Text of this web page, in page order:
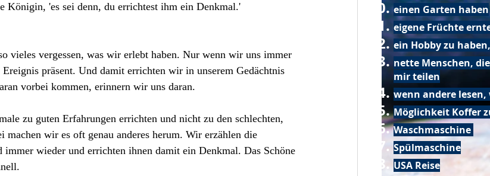
Königin, 'es sei denn, du errichtest ihm ein Denkmal.'
vieles vergessen, was wir erlebt haben. Nur wenn wir uns immer
präsent. Und damit errichten wir in unserem Gedächtnis
vorbei kommen, erinnern wir uns daran.
zu guten Erfahrungen errichten und nicht zu den schlechten,
machen wir es oft genau anderes herum. Wir erzählen die
immer wieder und errichten ihnen damit ein Denkmal. Das Schöne
einen Garten haben
eigene Früchte
ein Hobby zu
nette Menschen,
mir teilen
wenn andere lesen,
Möglichkeit Koffer
Waschmaschine
Spülmaschine
USA Reise